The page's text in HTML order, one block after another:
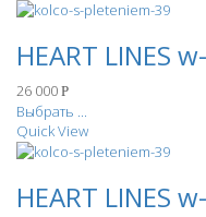
HEART LINES
26 000 Р
Выбрать ...
Quick View
HEART LINES